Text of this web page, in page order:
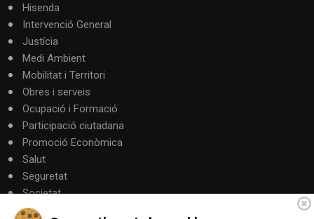
Hisenda
Intervenció General
Justícia
Medi Ambient
Mobilitat i Territori
Obres i serveis
Ocupació i Formació
Participació ciutadana
Promoció Econòmica
Salut
Seguretat
Societat
Turisme